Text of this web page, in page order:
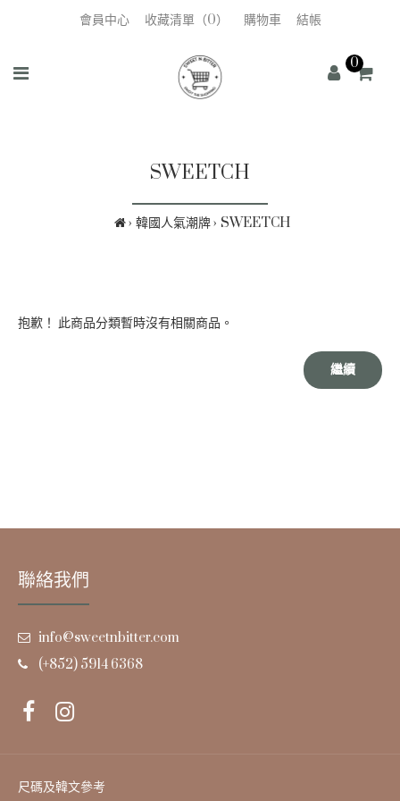
會員中心 收藏清單（0） 購物車 結帳
0
SWEETCH
韓國人氣潮牌 SWEETCH
抱歉！ 此商品分類暫時沒有相關商品。
繼續
聯絡我們
info@sweetnbitter.com
(+852) 5914 6368
尺碼及韓文參考